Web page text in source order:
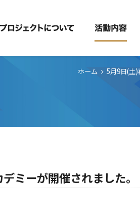
ホーム 5月9日(土)
ミーが開催されました。